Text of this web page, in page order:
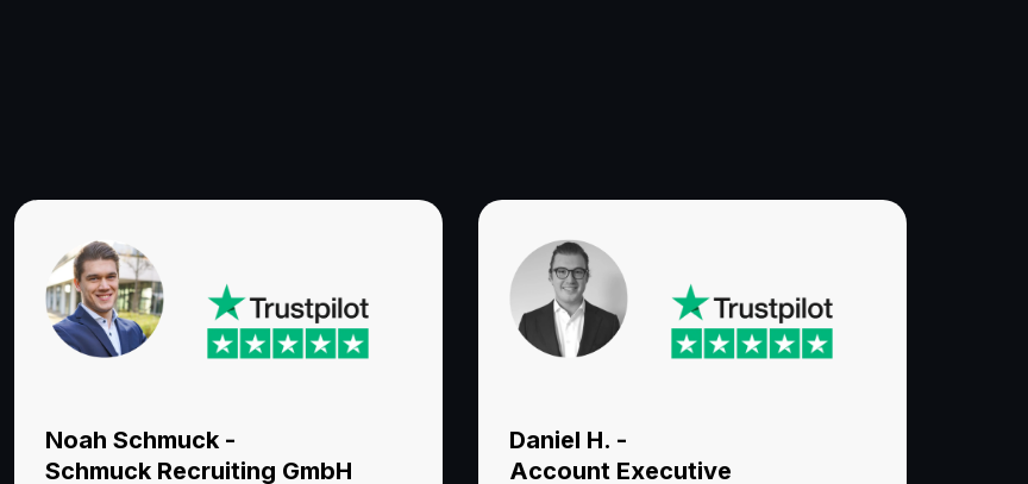
Noah Schmuck -
Schmuck Recruiting GmbH
Daniel H. -
Account Executive